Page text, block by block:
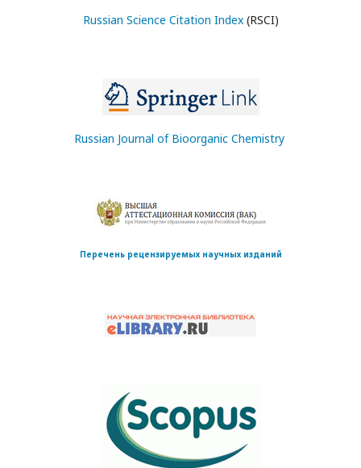
Russian Science Citation Index(RSCI)
Russian Journal of Bioorganic Chemistry
Перечень рецензируемых научных изданий